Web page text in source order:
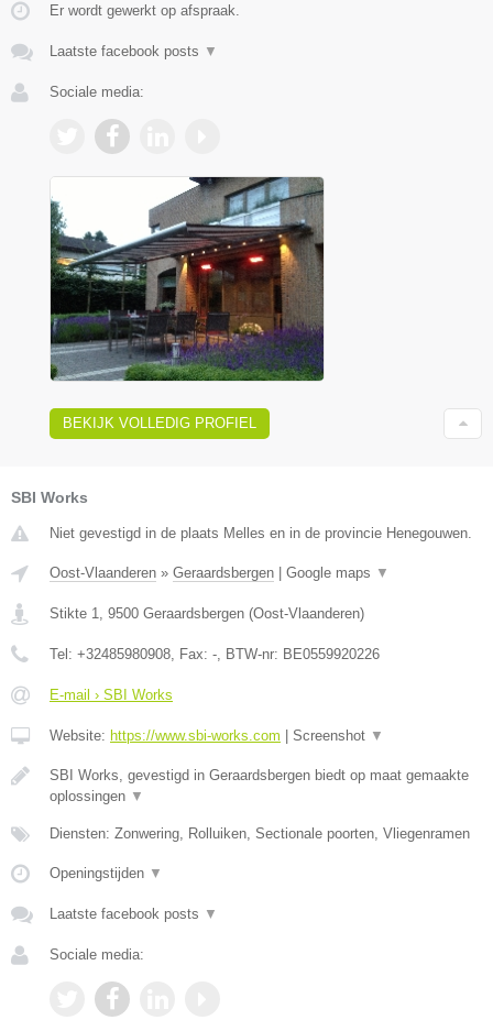
Er wordt gewerkt op afspraak.
Laatste facebook posts ▼
Sociale media:
BEKIJK VOLLEDIG PROFIEL
SBI Works
Niet gevestigd in de plaats Melles en in de provincie Henegouwen.
Oost-Vlaanderen » Geraardsbergen Google maps ▼
Stikte 1, 9500 Geraardsbergen (Oost-Vlaanderen)
Tel: +32485980908, Fax: -, BTW-nr: BE0559920226
E-mail › SBI Works
Website: https://www.sbi-works.com Screenshot ▼
SBI Works, gevestigd in Geraardsbergen biedt op maat gemaakte
oplossingen ▼
Diensten: Zonwering, Rolluiken, Sectionale poorten, Vliegenramen
Openingstijden ▼
Laatste facebook posts ▼
Sociale media: